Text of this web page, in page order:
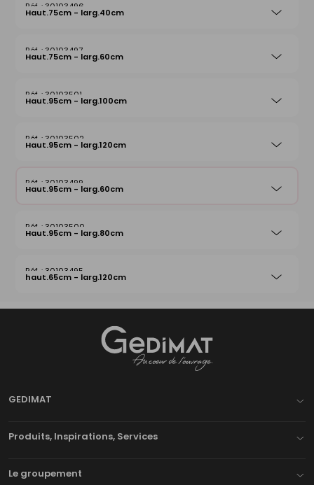
30103496
Haut.75cm - larg.40cm
30103497
Haut.75cm - larg.60cm
30103501
Haut.95cm - larg.100cm
30103502
Haut.95cm - larg.120cm
30103499
Haut.95cm - larg.60cm
30103500
Haut.95cm - larg.80cm
30103495
haut.65cm - larg.120cm
GEDIMAT
Produits, Inspirations, Services
Le groupement